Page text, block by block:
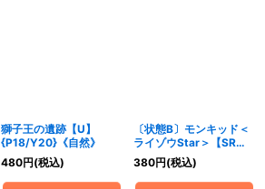
獅子王の遺跡【U】
{P18/Y20}《自然》
480円(税込)
〔状態B〕モンキッド＜
ライゾウStar＞【SR】
{P33/Y20}《自然》
380円(税込)